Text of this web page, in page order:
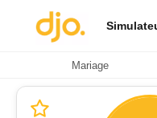
Mariage